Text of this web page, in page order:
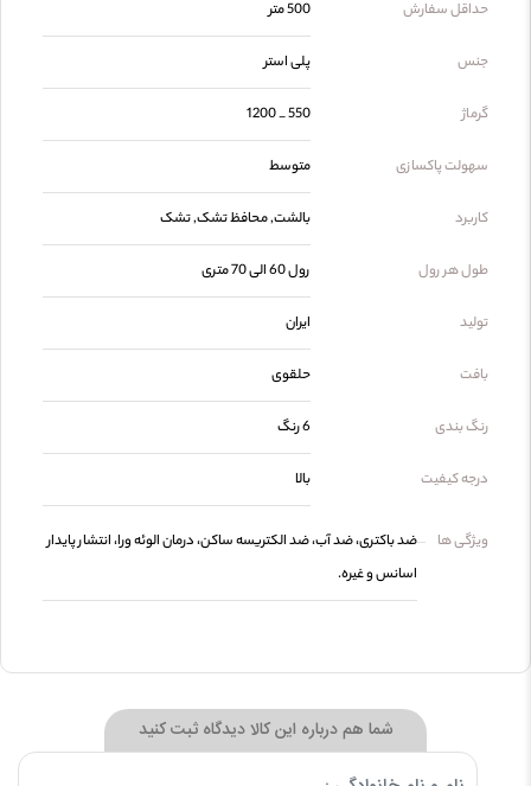
حداقل سفارش 500 متر
جنس پلی استر
گرماژ 550 _ 1200
سهولت پاکسازی متوسط
کاربرد بالشت, محافظ تشک, تشک
طول هر رول رول 60 الی 70 متری
تولید ایران
بافت حلقوی
رنگ بندی 6 رنگ
درجه کیفیت بالا
ویژگی ها
ضد باکتری، ضد آب، ضد الکتریسه ساکن، درمان الوئه ورا، انتشار پایدار
اسانس و غیره.
شما هم درباره این کالا دیدگاه ثبت کنید